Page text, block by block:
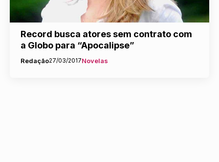
Record busca atores sem contrato com
a Globo para “Apocalipse”
Redação27/03/2017Novelas